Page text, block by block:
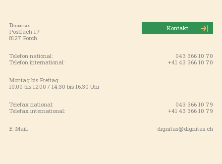
Dignitas
Postfach 17
8127 Forch
Kontakt
Telefon national:
043 366 10 70
Telefon international:
+41 43 366 10 70
Montag bis Freitag
10:00 bis 12:00 / 14:30 bis 16:30 Uhr
Telefax national:
043 366 10 79
Telefax international:
+41 43 366 10 79
E-Mail: dignitas@dignitas.ch